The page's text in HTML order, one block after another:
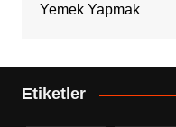
Yemek Yapmak
Etiketler